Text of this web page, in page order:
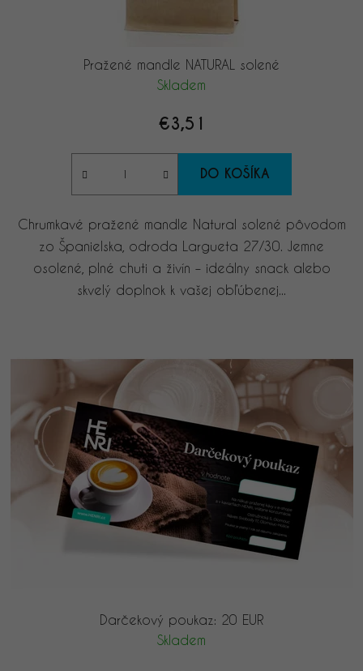
Pražené mandle NATURAL solené
Skladem
€3,51
DO KOŠÍKA
Chrumkavé pražené mandle Natural solené pôvodom
zo Španielska, odroda Largueta 27/30. Jemne
osolené, plné chuti a živín – ideálny snack alebo
skvelý doplnok k vašej obľúbenej...
Darčekový poukaz: 20 EUR
Skladem